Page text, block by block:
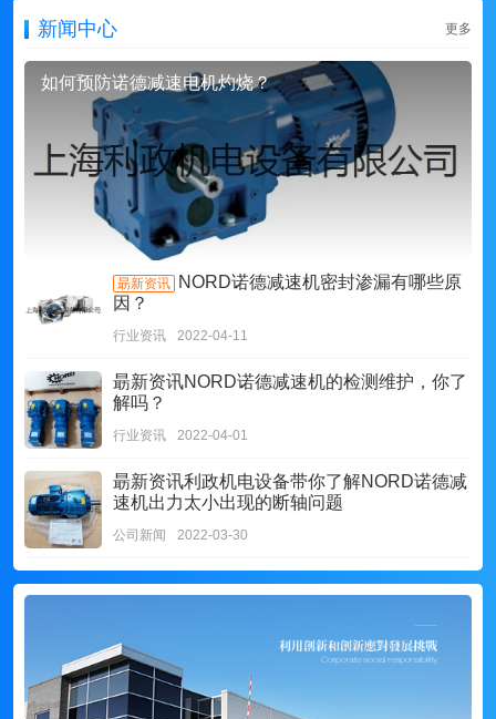
新闻中心 更多
如何预防诺德减速电机灼烧？
朂新资讯
NORD诺德减速机密封渗漏有哪些原
因？
行业资讯 2022-04-11
朂新资讯NORD诺德减速机的检测维护，你了
解吗？
行业资讯 2022-04-01
朂新资讯利政机电设备带你了解NORD诺德减
速机出力太小出现的断轴问题
公司新闻 2022-03-30